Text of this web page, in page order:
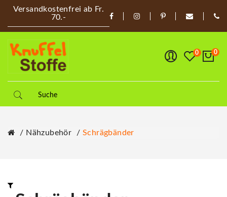
Versandkostenfrei ab Fr.
70.-
0 0
Nähzubehör Schrägbänder